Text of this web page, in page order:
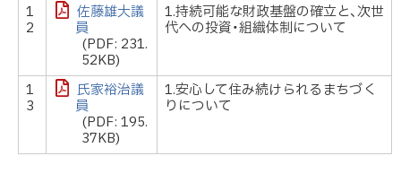
1
2
佐藤雄大議
員
(PDF: 231.
52KB)
1.持続可能な財政基盤の確立と、次世
代への投資・組織体制について
1
3
氏家裕治議
員
(PDF: 195.
37KB)
1.安心して住み続けられるまちづく
りについて